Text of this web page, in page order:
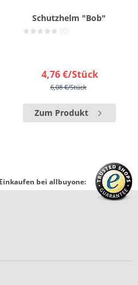
Schutzhelm "Bob"
(0)
4,76 €/Stück
6,08 €/Stück
Zum Produkt
bei allbuyone: